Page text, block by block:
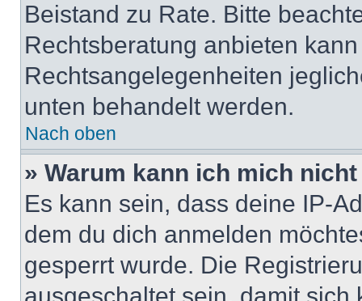
Beistand zu Rate. Bitte
Rechtsberatung anbieten
Rechtsangelegenheiten
unten behandelt werden.
Nach oben
» Warum kann ich mich
Es kann sein, dass deine IP-
dem du dich anmelden
gesperrt wurde. Die